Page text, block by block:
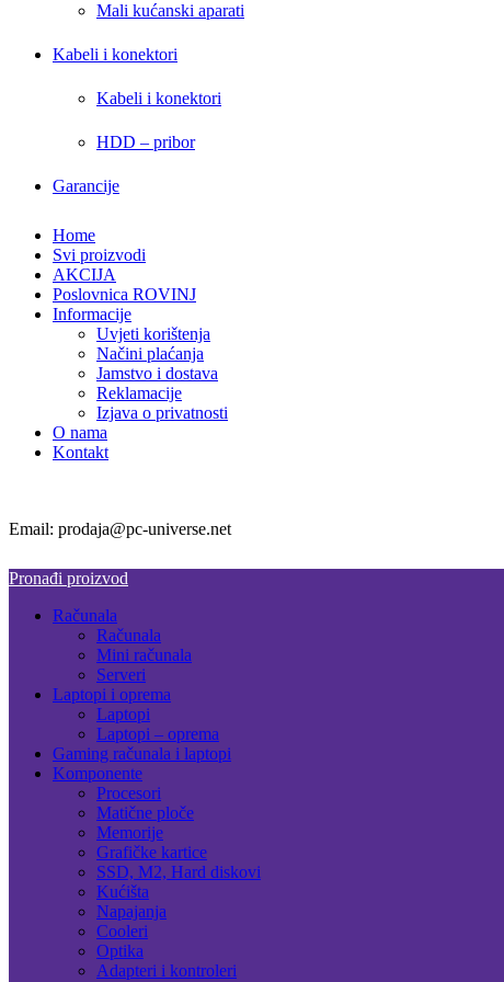
Mali kućanski aparati
Kabeli i konektori
Kabeli i konektori
HDD – pribor
Garancije
Home
Svi proizvodi
AKCIJA
Poslovnica ROVINJ
Informacije
Uvjeti korištenja
Načini plaćanja
Jamstvo i dostava
Reklamacije
Izjava o privatnosti
O nama
Kontakt
Email: prodaja@pc-universe.net
Pronađi proizvod
Računala
Računala
Mini računala
Serveri
Laptopi i oprema
Laptopi
Laptopi – oprema
Gaming računala i laptopi
Komponente
Procesori
Matične ploče
Memorije
Grafičke kartice
SSD, M2, Hard diskovi
Kućišta
Napajanja
Cooleri
Optika
Adapteri i kontroleri